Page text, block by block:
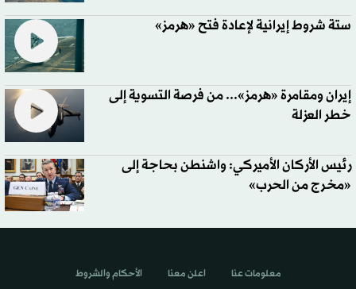
ستة شروط إيرانية لإعادة فتح «هرمز»
إيران ومقامرة «هرمز»... من فرصة التسوية إلى
خطر العزلة
رئيس الأركان الأميركي: واشنطن بحاجة إلى
«مخرج من الحرب»
معلومات عنا اعلن معنا الأحكام والشروط